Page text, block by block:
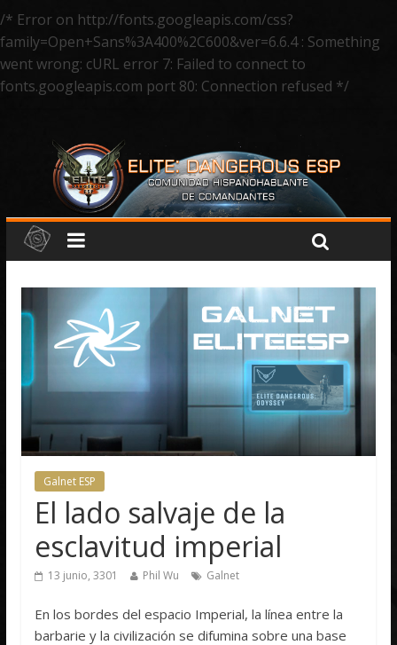
/* Error on http://fonts.googleapis.com/css?
family=Open+Sans%3A400%2C600&ver=6.6.4 : Something
went wrong: cURL error 7: Failed to connect to
fonts.googleapis.com port 80: Connection refused */
Galnet ESP
El lado salvaje de la
esclavitud imperial
13 junio, 3301 Phil Wu Galnet
En los bordes del espacio Imperial, la línea entre la
barbarie y la civilización se difumina sobre una base